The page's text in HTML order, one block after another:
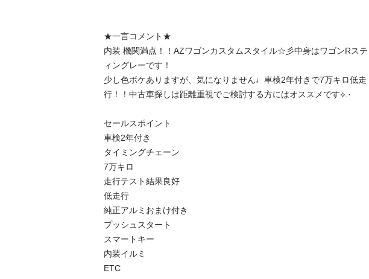
★一言コメント★
内装 機関満点！！AZワゴンカスタムスタイル☆彡中身はワゴンRステ
ィングレーです！
少し色ボケありますが、気になりません♩車検2年付きで7万キロ低走
行！！中古車探しは距離重視でご検討する方にはオススメです⟡.·
セールスポイント
車検2年付き
タイミングチェーン
7万キロ
走行テスト結果良好
低走行
純正アルミおまけ付き
プッシュスタート
スマートキー
内装イルミ
ETC